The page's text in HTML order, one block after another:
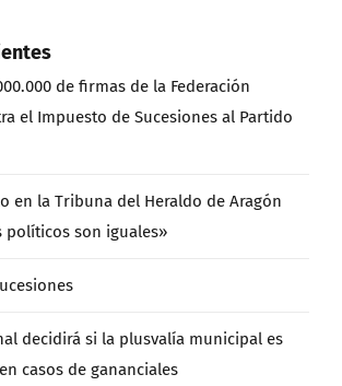
de firmas de la Federación
el Impuesto de Sucesiones al Partido
en la Tribuna del Heraldo de Aragón
políticos son iguales»
decidirá si la plusvalía municipal es
casos de gananciales